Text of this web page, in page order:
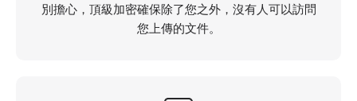
別擔心，頂級加密確保除了您之外，沒有人可以訪問
您上傳的文件。